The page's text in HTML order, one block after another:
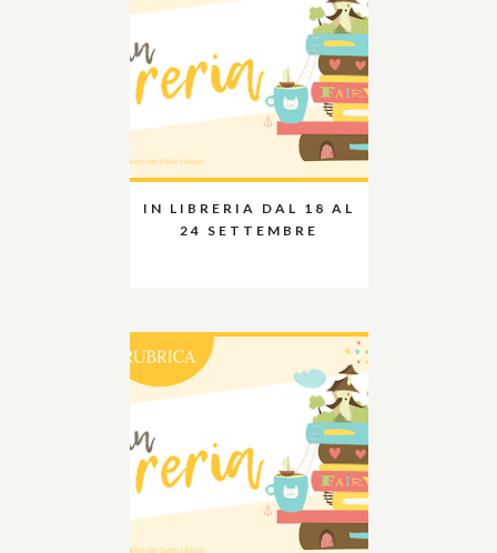
IN LIBRERIA DAL 18 AL
24 SETTEMBRE